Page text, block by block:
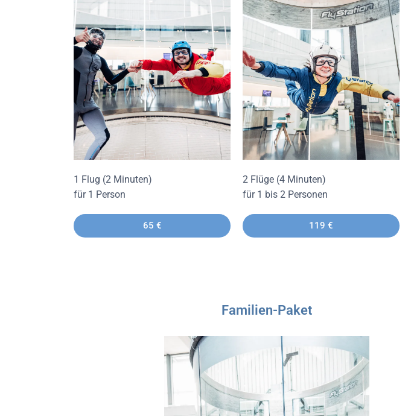
1 Flug (2 Minuten)
für 1 Person
65 €
2 Flüge (4 Minuten)
für 1 bis 2 Personen
119 €
Familien-Paket